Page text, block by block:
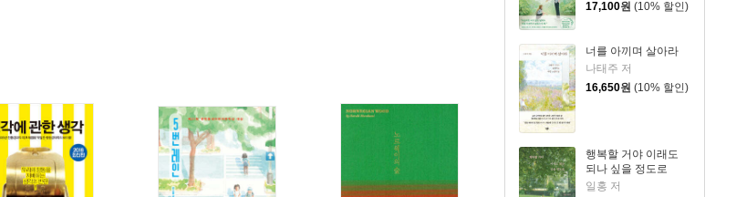
17,100원 (10% 할인)
너를 아끼며 살아라
나태주 저
16,650원 (10% 할인)
행복할 거야 이래도
되나 싶을 정도로
일홍 저